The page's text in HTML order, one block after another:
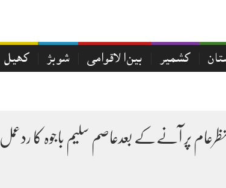
کشمیر بین الاقوامی شوبز کھیل
پر آنےکے بعدعاصم سلیم باجوہ کا ردعمل